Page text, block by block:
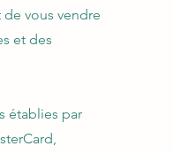
vous vendre
et des
établies par